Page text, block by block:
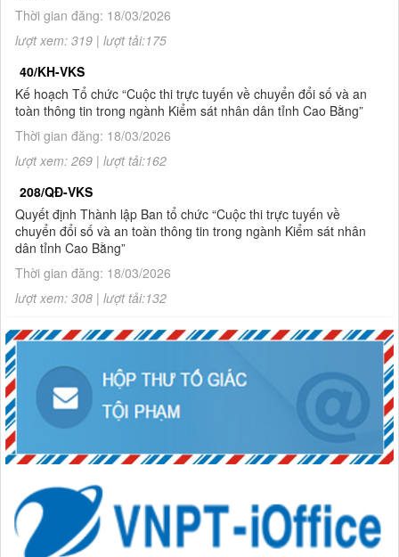
1.Thông báo tuyển sinh đào tạo trình độ thạc sĩ ngành Luật
2 năm 2026
Thời gian đăng: 18/03/2026
lượt xem: 319 | lượt tải:175
40/KH-VKS
Kế hoạch Tổ chức “Cuộc thi trực tuyến về chuyển đổi số và an
toàn thông tin trong ngành Kiểm sát nhân dân tỉnh Cao Bằng”
Thời gian đăng: 18/03/2026
lượt xem: 269 | lượt tải:162
208/QĐ-VKS
Quyết định Thành lập Ban tổ chức “Cuộc thi trực tuyến về
chuyển đổi số và an toàn thông tin trong ngành Kiểm sát nhân
dân tỉnh Cao Bằng”
Thời gian đăng: 18/03/2026
lượt xem: 308 | lượt tải:132